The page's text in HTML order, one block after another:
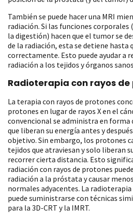
También se puede hacer una MRI
radiación. Si las funciones
la digestión) hacen que el tumor se
de la radiación, esta se detiene hasta
correctamente. Esto puede ayudar a
radiación a los tejidos y órganos
Radioterapia con rayos
La terapia con rayos de protones
protones en lugar de rayos X en el
convencional se administra en forma
que liberan su energía antes y
objetivo. Sin embargo, los protones
tejidos que atraviesan y solo liberan
recorrer cierta distancia. Esto
radiación con rayos de protones
radiación a la próstata y causar
normales adyacentes. La
puede suministrarse con técnicas
para la 3D-CRT y la IMRT.